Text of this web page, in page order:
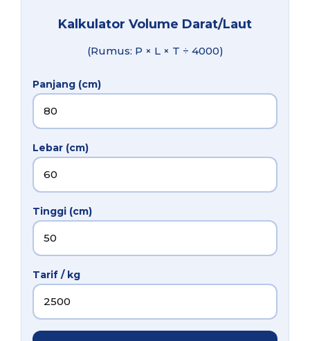
Kalkulator Volume Darat/Laut
(Rumus: P × L × T ÷ 4000)
Panjang (cm)
Lebar (cm)
Tinggi (cm)
Tarif / kg